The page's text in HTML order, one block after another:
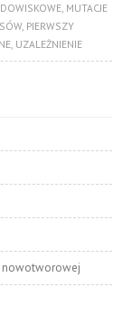
, MUTACJE
, PIERWSZY
, UZALEŻNIENIE
nowotworowej